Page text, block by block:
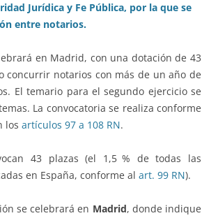
Jurídica y Fe Pública, por la que se
entre notarios.
en Madrid, con una dotación de 43
concurrir notarios con más de un año de
El temario para el segundo ejercicio se
La convocatoria se realiza conforme
los artículos 97 a 108 RN.
43 plazas (el 1,5 % de todas las
en España, conforme al art. 99 RN).
se celebrará en Madrid, donde indique